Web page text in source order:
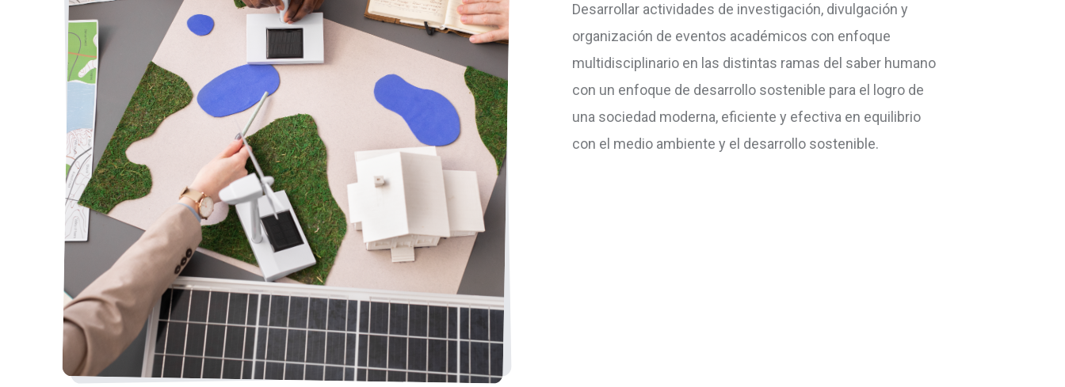
Desarrollar actividades de investigación, divulgación y
organización de eventos académicos con enfoque
multidisciplinario en las distintas ramas del saber humano
con un enfoque de desarrollo sostenible para el logro de
una sociedad moderna, eficiente y efectiva en equilibrio
con el medio ambiente y el desarrollo sostenible.